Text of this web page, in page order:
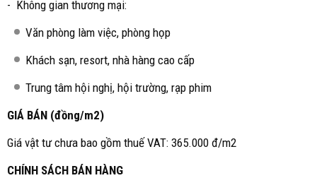
- Không gian thương mại:
Văn phòng làm việc, phòng họp
Khách sạn, resort, nhà hàng cao cấp
Trung tâm hội nghị, hội trường, rạp phim
GIÁ BÁN (đồng/m2)
Giá vật tư chưa bao gồm thuế VAT: 365.000 đ/m2
CHÍNH SÁCH BÁN HÀNG